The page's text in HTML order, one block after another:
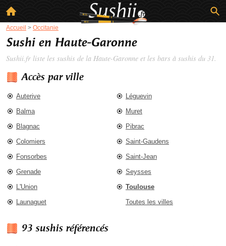
Accueil > Occitanie
Sushi en Haute-Garonne
Sushii.fr liste les sushis de la Haute-Garonne et les bars à sushis du 31.
Accès par ville
Auterive
Balma
Blagnac
Colomiers
Fonsorbes
Grenade
L'Union
Launaguet
Léguevin
Muret
Pibrac
Saint-Gaudens
Saint-Jean
Seysses
Toulouse
Toutes les villes
93 sushis référencés